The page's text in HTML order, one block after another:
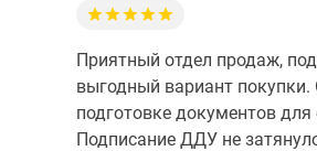
Приятный отдел продаж,
выгодный вариант
подготовке документов для
Подписание ДДУ не